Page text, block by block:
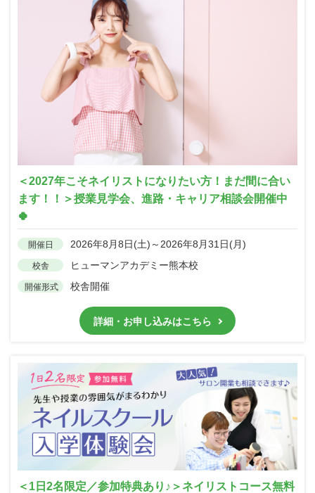
＜2027年こそネイリストになりたい方！まだ間に合い
ます！！＞授業見学会、進路・キャリア相談会開催中
🍀
開催日 2026年8月8日(土)～2026年8月31日(月)
校舎 ヒューマンアカデミー熊本校
開催形式 校舎開催
詳細・お申し込みはこちら
＜1日2名限定／参加特典あり♪＞ネイリストコース無料